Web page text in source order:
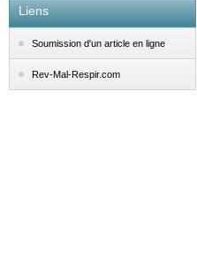
Liens
Soumission d'un article en ligne
Rev-Mal-Respir.com